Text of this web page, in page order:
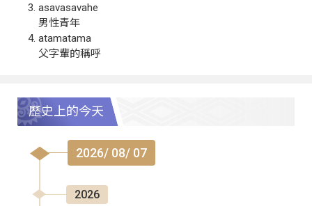
asavasavahe
男性青年
atamatama
父字輩的稱呼
歷史上的今天
2026/ 08/ 07
2026